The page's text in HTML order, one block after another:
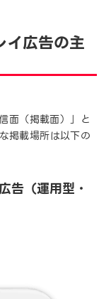
広告の主
面（掲載面）」と
掲載場所は以下の
告（運用型・